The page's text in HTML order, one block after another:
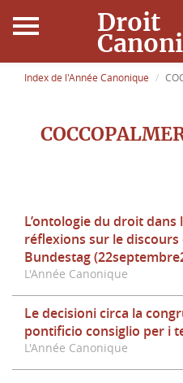
Droit
Accueil
Connexion
Index de l'Année Canonique
L’ontologie du droit dans
réflexions sur le
Bundestag
L'Année Canonique
Le decisioni circa la
pontificio consiglio per i
L'Année Canonique